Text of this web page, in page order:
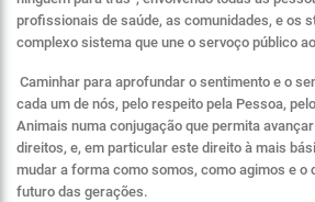
profissionais de saúde, as comunidades, e os
complexo sistema que une o servoço público
Caminhar para aprofundar o sentimento e o
cada um de nós, pelo respeito pela Pessoa,
Animais numa conjugação que permita
direitos, e, em particular este direito à mais
mudar a forma como somos, como agimos e o
futuro das gerações.